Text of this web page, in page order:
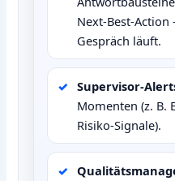
Gespräch läuft.
Momenten (z. B.
Risiko‑Signale).